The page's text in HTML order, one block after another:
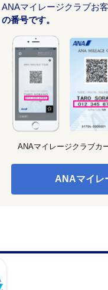
ANAマイレージクラブお
の番号です。
ANAマイレージクラブカ
ANAマイレ